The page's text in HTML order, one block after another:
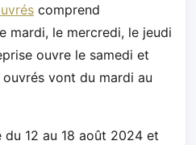
comprend
mardi, le mercredi, le jeudi
ouvre le samedi et
vont du mardi au
du 12 au 18 août 2024 et